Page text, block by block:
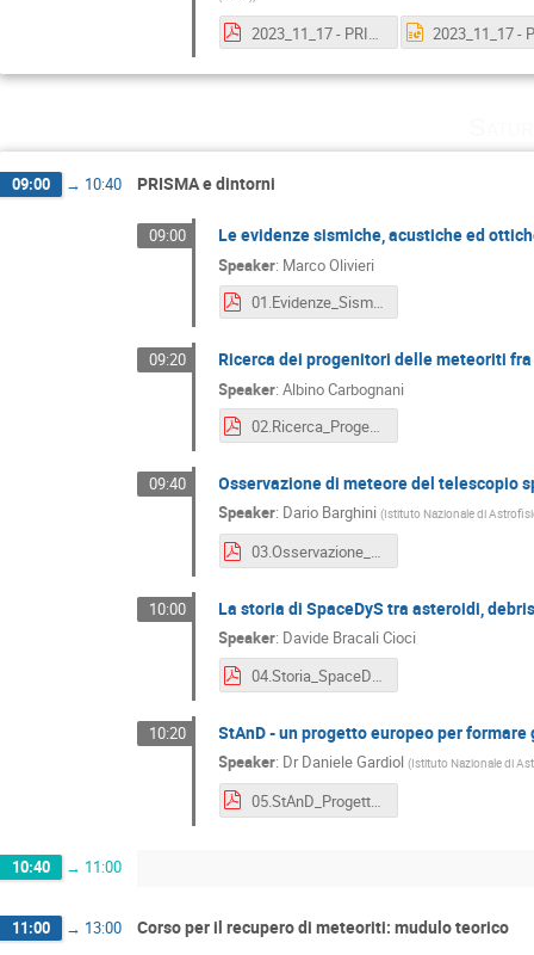
2023_11_17 - PRISMA_Day_FINALE_v5.pdf
09:00 → 10:40 PRISMA e dintorni
09:00 Le evidenze sismiche, acustiche ed
Speaker: Marco Olivieri
01.Evidenze_Sismiche_acustiche_ottiche_Bolide_5_Marzo_2022.pdf
09:20 Ricerca dei progenitori delle meteoriti fra
Speaker:Albino Carbognani
02.Ricerca_Progenitori_NEA.pdf
09:40 Osservazione di meteore del telescopio
Speaker: Dario Barghini (Istituto Nazionale di
03.Osservazione_Meteore_MiniEUSO_ISS.pdf
10:00 La storia di SpaceDyS tra asteroidi,
Speaker: Davide Bracali Cioci
04.Storia_SpaceDyS.pdf
10:20 StAnD - un progetto europeo per
Speaker: DrDaniele Gardiol (Istituto Nazionale di
05.StAnD_Progetto_europeo_difensori_Terra.pdf
10:40 → 11:00
11:00 → 13:00 Corso per il recupero di meteoriti: mudulo teorico